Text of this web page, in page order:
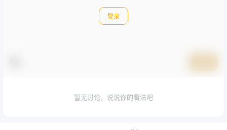
登录
暂无讨论，说说你的看法吧